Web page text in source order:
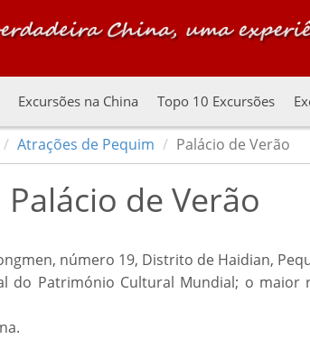
Excursões na China Topo 10 Excursões
Atrações de Pequim Palácio de Verão
Palácio de Verão
número 19, Distrito de Haidian,
do Património Cultural Mundial; o